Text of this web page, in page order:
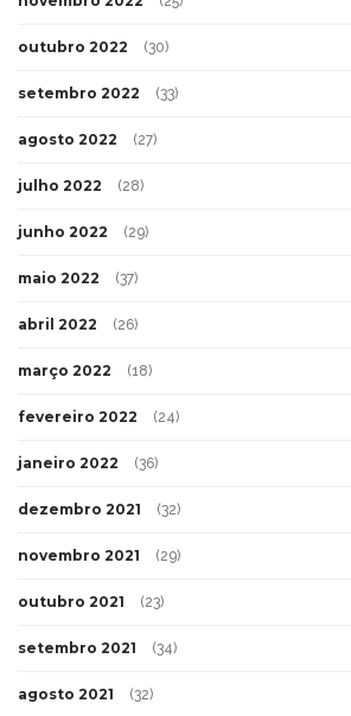
outubro 2022 (30)
setembro 2022 (33)
agosto 2022 (27)
julho 2022 (28)
junho 2022 (29)
maio 2022 (37)
abril 2022 (26)
março 2022 (18)
fevereiro 2022 (24)
janeiro 2022 (36)
dezembro 2021 (32)
novembro 2021 (29)
outubro 2021 (23)
setembro 2021 (34)
agosto 2021 (32)